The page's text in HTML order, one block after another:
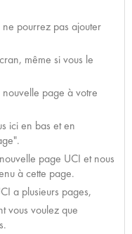
pourrez pas ajouter
même si vous le
page à votre
ici en bas et en
page UCI et nous
à cette page.
a plusieurs pages,
vous voulez que